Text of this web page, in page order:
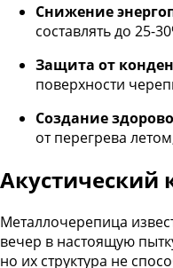
Снижение
составлять до 25-
Защита от
поверхности
Создание
от перегрева
Акустический
Металлочерепица
вечер в настоящую
но их структура не